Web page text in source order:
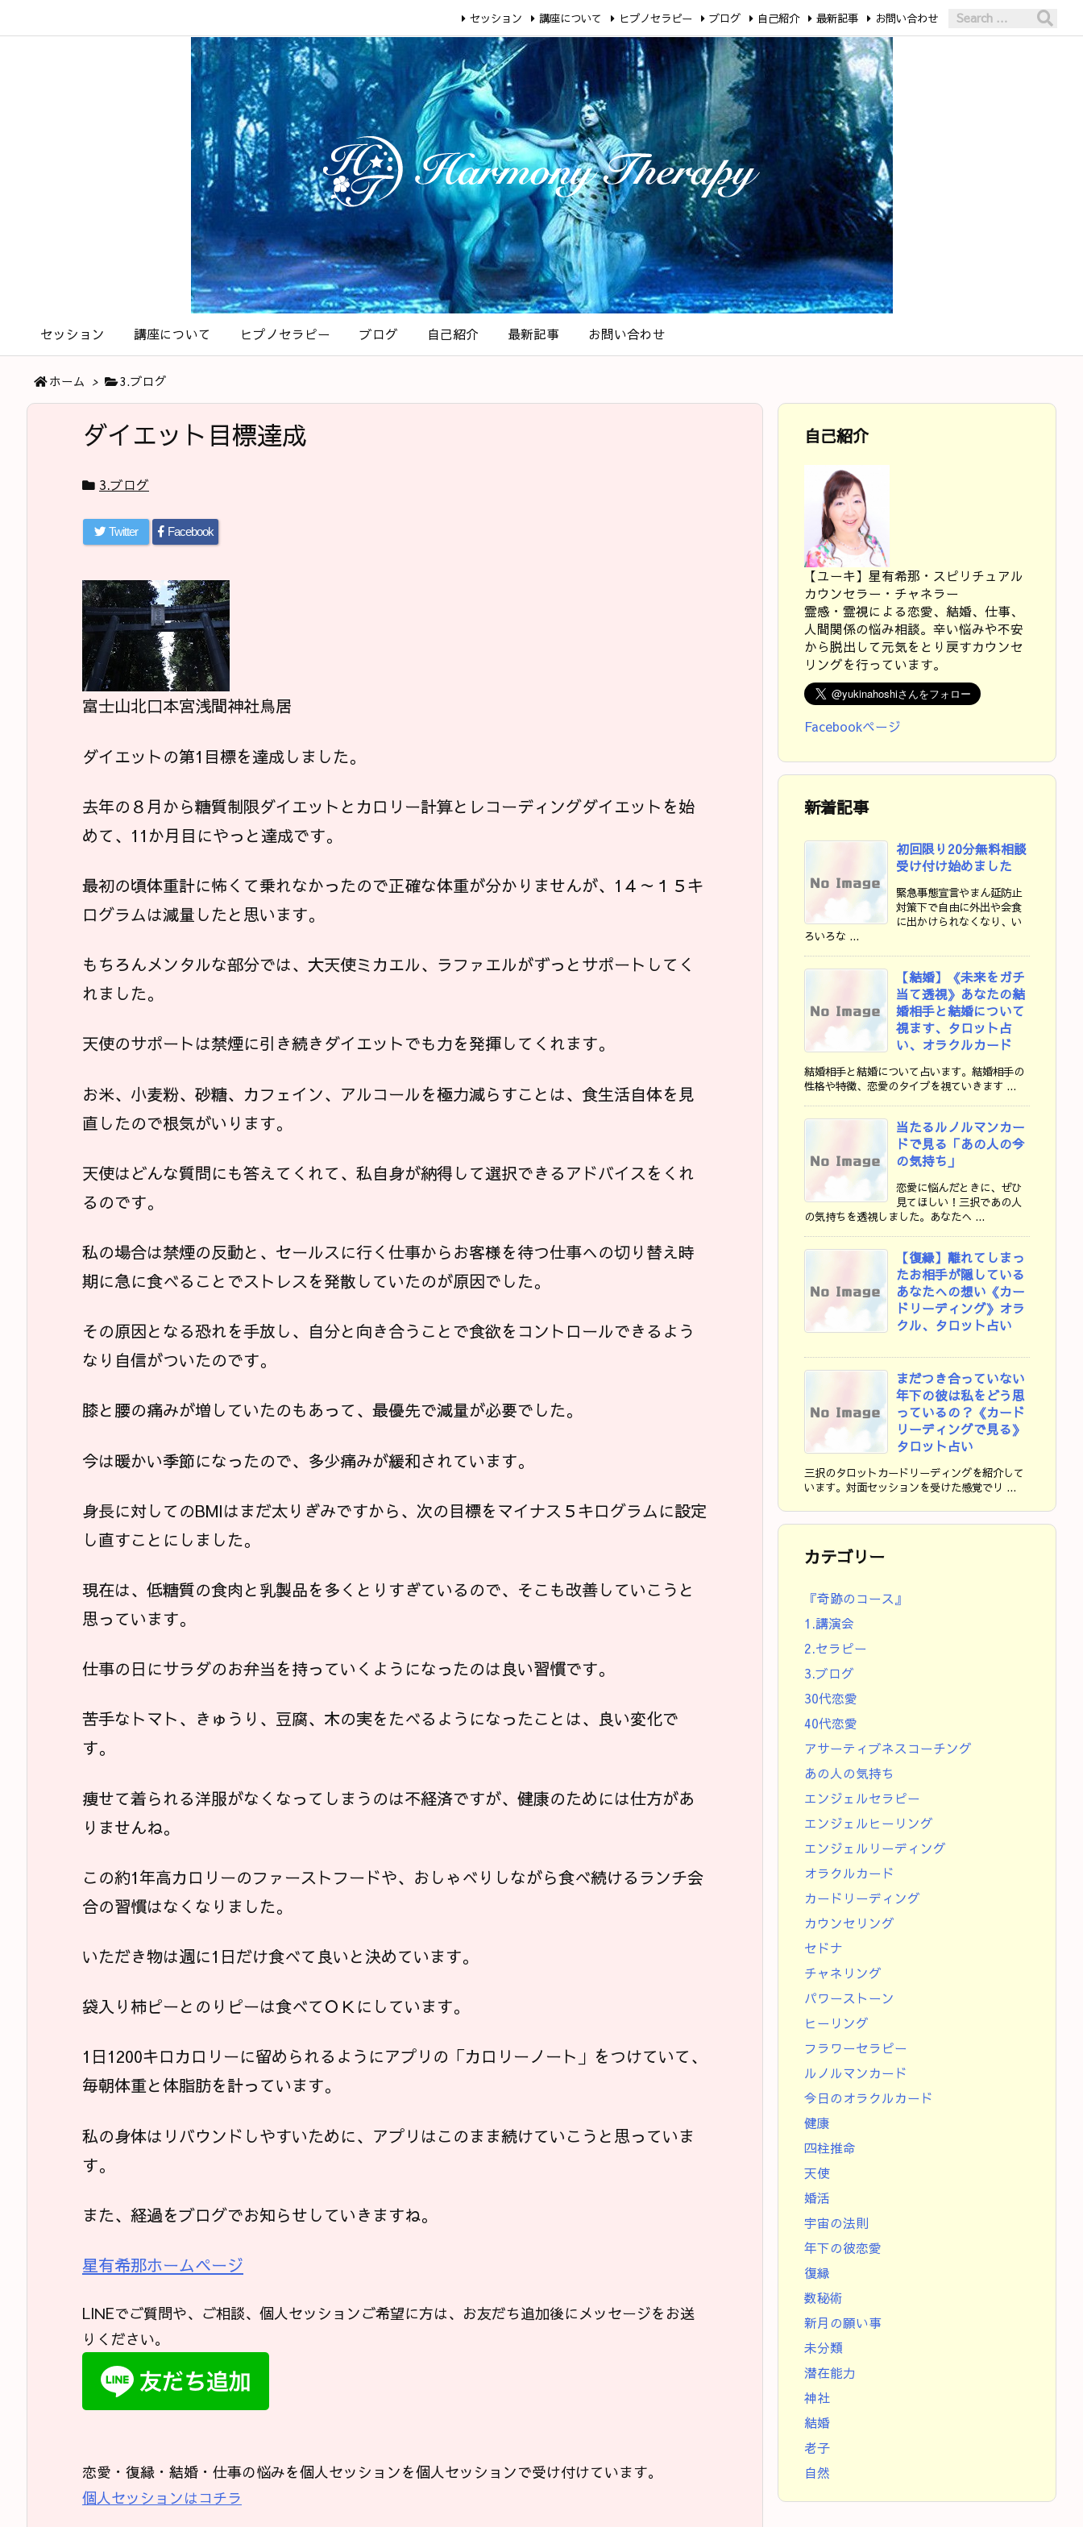
セッション 講座について ヒプノセラピー ブログ 自己紹介 最新記事 お問い合わせ
セッション 講座について ヒプノセラピー ブログ 自己紹介 最新記事 お問い合わせ
ホーム > 3.ブログ
ダイエット目標達成
3.ブログ
Twitter Facebook
富士山北口本宮浅間神社鳥居
ダイエットの第1目標を達成しました。
去年の８月から糖質制限ダイエットとカロリー計算とレコーディングダイエットを始
めて、11か月目にやっと達成です。
最初の頃体重計に怖くて乗れなかったので正確な体重が分かりませんが、1４～１５キ
ログラムは減量したと思います。
もちろんメンタルな部分では、大天使ミカエル、ラファエルがずっとサポートしてく
れました。
天使のサポートは禁煙に引き続きダイエットでも力を発揮してくれます。
お米、小麦粉、砂糖、カフェイン、アルコールを極力減らすことは、食生活自体を見
直したので根気がいります。
天使はどんな質問にも答えてくれて、私自身が納得して選択できるアドバイスをくれ
るのです。
私の場合は禁煙の反動と、セールスに行く仕事からお客様を待つ仕事への切り替え時
期に急に食べることでストレスを発散していたのが原因でした。
その原因となる恐れを手放し、自分と向き合うことで食欲をコントロールできるよう
なり自信がついたのです。
膝と腰の痛みが増していたのもあって、最優先で減量が必要でした。
今は暖かい季節になったので、多少痛みが緩和されています。
身長に対してのBMIはまだ太りぎみですから、次の目標をマイナス５キログラムに設定
し直すことにしました。
現在は、低糖質の食肉と乳製品を多くとりすぎているので、そこも改善していこうと
思っています。
仕事の日にサラダのお弁当を持っていくようになったのは良い習慣です。
苦手なトマト、きゅうり、豆腐、木の実をたべるようになったことは、良い変化で
す。
痩せて着られる洋服がなくなってしまうのは不経済ですが、健康のためには仕方があ
りませんね。
この約1年高カロリーのファーストフードや、おしゃべりしながら食べ続けるランチ会
合の習慣はなくなりました。
いただき物は週に1日だけ食べて良いと決めています。
袋入り柿ピーとのりピーは食べてＯＫにしています。
1日1200キロカロリーに留められるようにアプリの「カロリーノート」をつけていて、
毎朝体重と体脂肪を計っています。
私の身体はリバウンドしやすいために、アプリはこのまま続けていこうと思っていま
す。
また、経過をブログでお知らせしていきますね。
星有希那ホームページ
LINEでご質問や、ご相談、個人セッションご希望に方は、お友だち追加後にメッセージをお送
りください。
恋愛・復縁・結婚・仕事の悩みを個人セッションを個人セッションで受け付けています。
個人セッションはコチラ
自己紹介
【ユーキ】星有希那・スピリチュアル
カウンセラー・チャネラー
霊感・霊視による恋愛、結婚、仕事、
人間関係の悩み相談。辛い悩みや不安
から脱出して元気をとり戻すカウンセ
リングを行っています。
Facebookページ
新着記事
初回限り20分無料相談
受け付け始めました
緊急事態宣言やまん延防止
対策下で自由に外出や会食
に出かけられなくなり、い
ろいろな ...
【結婚】《未来をガチ
当て透視》あなたの結
婚相手と結婚について
視ます、タロット占
い、オラクルカード
結婚相手と結婚について占います。結婚相手の
性格や特徴、恋愛のタイプを視ていきます ...
当たるルノルマンカー
ドで見る「あの人の今
の気持ち」
恋愛に悩んだときに、ぜひ
見てほしい！三択であの人
の気持ちを透視しました。あなたへ ...
【復縁】離れてしまっ
たお相手が隠している
あなたへの想い《カー
ドリーディング》オラ
クル、タロット占い
まだつき合っていない
年下の彼は私をどう思
っているの？《カード
リーディングで見る》
タロット占い
三択のタロットカードリーディングを紹介して
います。対面セッションを受けた感覚でリ ...
カテゴリー
『奇跡のコース』
1.講演会
2.セラピー
3.ブログ
30代恋愛
40代恋愛
アサーティブネスコーチング
あの人の気持ち
エンジェルセラピー
エンジェルヒーリング
エンジェルリーディング
オラクルカード
カードリーディング
カウンセリング
セドナ
チャネリング
パワーストーン
ヒーリング
フラワーセラピー
ルノルマンカード
今日のオラクルカード
健康
四柱推命
天使
婚活
宇宙の法則
年下の彼恋愛
復縁
数秘術
新月の願い事
未分類
潜在能力
神社
結婚
老子
自然